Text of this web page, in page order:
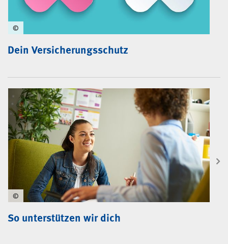
Dein Versicherungsschutz
©
So unterstützen wir dich
©